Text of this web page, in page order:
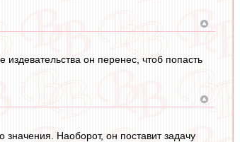
он перенес, чтоб попасть
Наоборот, он поставит задачу